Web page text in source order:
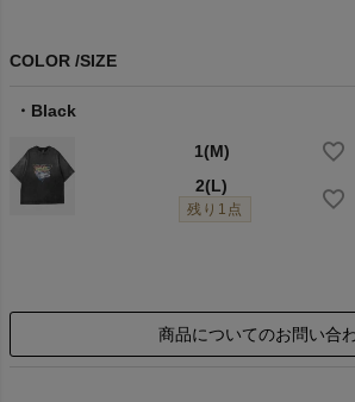
COLOR SIZE
Black
1(M)
2(L)
残り1点
商品についてのお問い合